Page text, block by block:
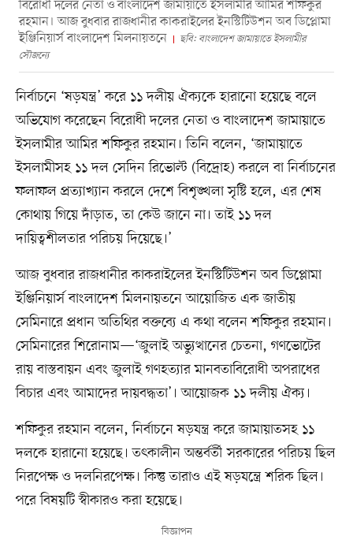
বিরোধী দলের নেতা ও বাংলাদেশ জামায়াতে ইসলামীর আমির শফিকুর
রহমান। আজ বুধবার রাজধানীর কাকরাইলের ইনস্টিটিউশন অব ডিপ্লোমা
ইঞ্জিনিয়ার্স বাংলাদেশ মিলনায়তনে
ছবি: বাংলাদেশ জামায়াতে ইসলামীর
সৌজন্যে
নির্বাচনে ‘ষড়যন্ত্র’ করে ১১ দলীয় ঐক্যকে হারানো হয়েছে বলে
অভিযোগ করেছেন বিরোধী দলের নেতা ও বাংলাদেশ জামায়াতে
ইসলামীর আমির শফিকুর রহমান। তিনি বলেন, ‘জামায়াতে
ইসলামীসহ ১১ দল সেদিন রিভোল্ট (বিদ্রোহ) করলে বা নির্বাচনের
ফলাফল প্রত্যাখ্যান করলে দেশে বিশৃঙ্খলা সৃষ্টি হলে, এর শেষ
কোথায় গিয়ে দাঁড়াত, তা কেউ জানে না। তাই ১১ দল
দায়িত্বশীলতার পরিচয় দিয়েছে।’
আজ বুধবার রাজধানীর কাকরাইলের ইনস্টিটিউশন অব ডিপ্লোমা
ইঞ্জিনিয়ার্স বাংলাদেশ মিলনায়তনে আয়োজিত এক জাতীয়
সেমিনারে প্রধান অতিথির বক্তব্যে এ কথা বলেন শফিকুর রহমান।
সেমিনারের শিরোনাম—‘জুলাই অভ্যুত্থানের চেতনা, গণভোটের
রায় বাস্তবায়ন এবং জুলাই গণহত্যার মানবতাবিরোধী অপরাধের
বিচার এবং আমাদের দায়বদ্ধতা’। আয়োজক ১১ দলীয় ঐক্য।
শফিকুর রহমান বলেন, নির্বাচনে ষড়যন্ত্র করে জামায়াতসহ ১১
দলকে হারানো হয়েছে। তৎকালীন অন্তর্বর্তী সরকারের পরিচয় ছিল
নিরপেক্ষ ও দলনিরপেক্ষ। কিন্তু তারাও এই ষড়যন্ত্রে শরিক ছিল।
পরে বিষয়টি স্বীকারও করা হয়েছে।